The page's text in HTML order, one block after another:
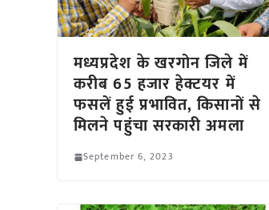
मध्यप्रदेश के खरगोन जिले में
करीब 65 हजार हेक्टयर में
फसलें हुई प्रभावित, किसानों से
मिलने पहुंचा सरकारी अमला
September 6, 2023